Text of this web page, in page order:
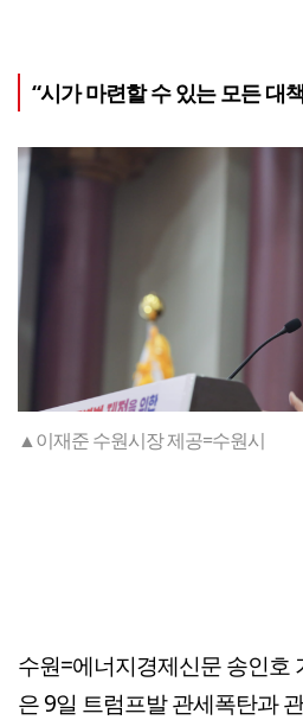
“시가 마련할 수 있는 모든 대
▲이재준 수원시장 제공=수원시
수원=에너지경제신문 송인호
은 9일 트럼프발 관세폭탄과